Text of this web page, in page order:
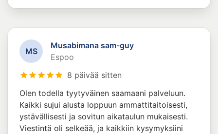
MS
Musabimana sam-guy
Espoo
8 päivää sitten
Olen todella tyytyväinen saamaani palveluun.
Kaikki sujui alusta loppuun ammattitaitoisesti,
ystävällisesti ja sovitun aikataulun mukaisesti.
Viestintä oli selkeää, ja kaikkiin kysymyksiini